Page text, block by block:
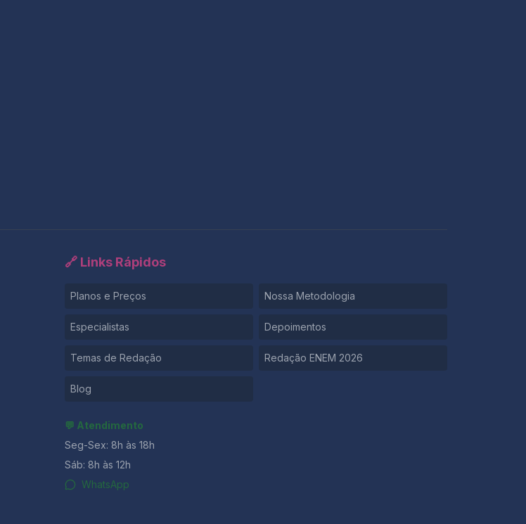
🔗 Links Rápidos
Planos e Preços Nossa Metodologia
Especialistas Depoimentos
Temas de Redação Redação ENEM 2026
Blog
💬 Atendimento
Seg-Sex: 8h às 18h
Sáb: 8h às 12h
WhatsApp